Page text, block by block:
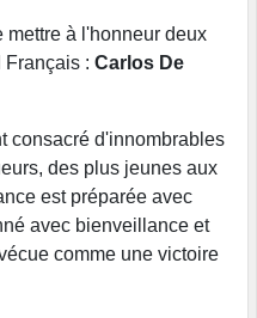
à l'honneur deux
: Carlos De
consacré d'innombrables
des plus jeunes aux
est préparée avec
avec bienveillance et
comme une victoire